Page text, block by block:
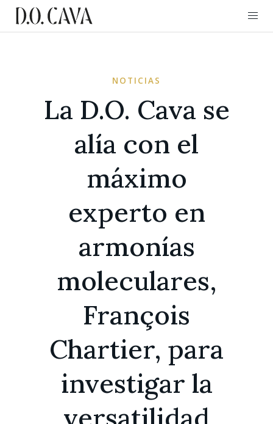
NOTICIAS
La D.O. Cava se
alía con el
máximo
experto en
armonías
moleculares,
François
Chartier, para
investigar la